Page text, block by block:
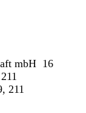
mbH 16
211